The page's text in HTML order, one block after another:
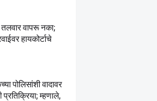
तलवार वापरू नका;
हायकोर्टाचे
पोलिसांशी वादावर
म्हणाले,